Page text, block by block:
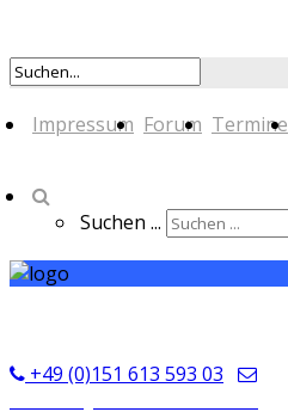
Impressum Forum Termine
Suchen ...
+49 (0)151 613 593 03